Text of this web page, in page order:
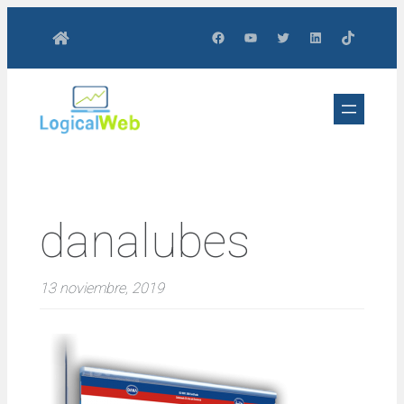
contenido
FacebookYouTubeTwitterLinkedInTikTok
danalubes
13 noviembre, 2019